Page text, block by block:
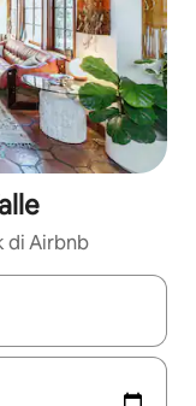
di Airbnb
tombol panah